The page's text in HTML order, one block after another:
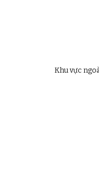
Khu vực